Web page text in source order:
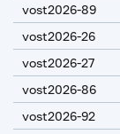
vost2026-89
vost2026-26
vost2026-27
vost2026-86
vost2026-92